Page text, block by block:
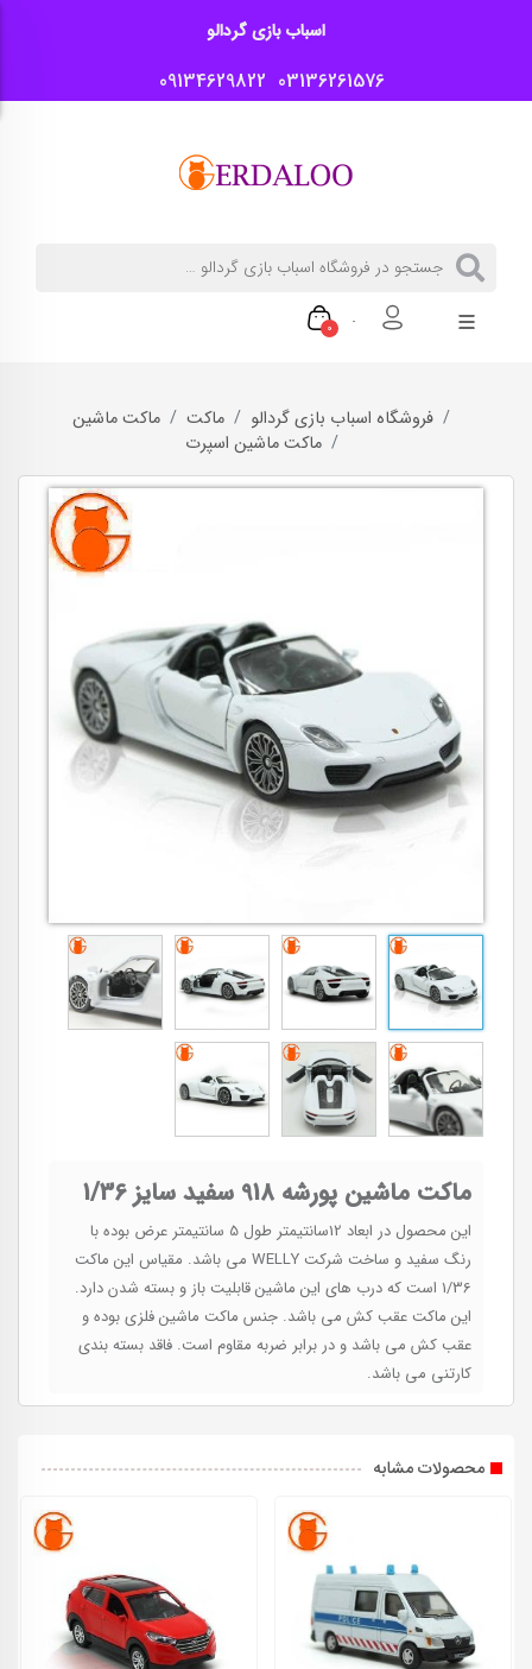
اسباب بازی گردالو
03136261576
09134629822
0
فروشگاه اسباب بازی گردالو ماکت
ماکت ماشین
ماکت ماشین اسپرت
ماکت ماشین پورشه 918 سفید سایز 1/36
این محصول در ابعاد 12سانتیمتر طول 5 سانتیمتر عرض بوده با
رنگ سفید و ساخت شرکت WELLY می باشد. مقیاس این ماکت
1/36 است که درب های این ماشین قابلیت باز و بسته شدن دارد.
این ماکت عقب کش می باشد. جنس ماکت ماشین فلزی بوده و
عقب کش می باشد و در برابر ضربه مقاوم است. فاقد بسته بندی
کارتنی می باشد.
محصولات مشابه